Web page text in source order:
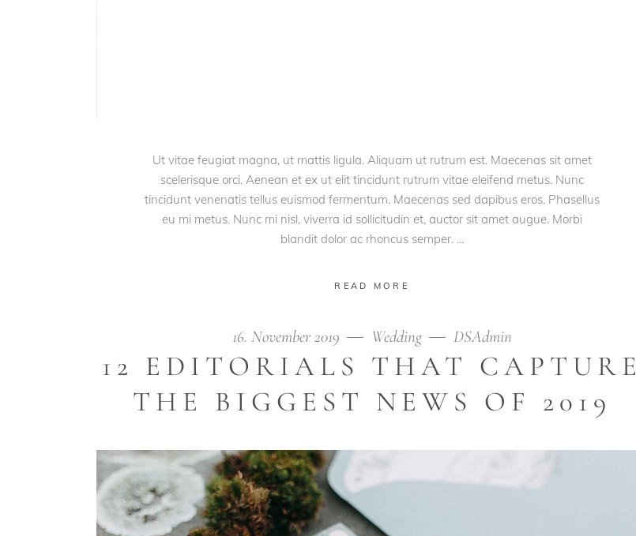
Ut vitae feugiat magna, ut mattis ligula. Aliquam ut rutrum est. Maecenas sit amet
scelerisque orci. Aenean et ex ut elit tincidunt rutrum vitae eleifend metus. Nunc
tincidunt venenatis tellus euismod fermentum. Maecenas sed dapibus eros. Phasellus
eu mi metus. Nunc mi nisl, viverra id sollicitudin et, auctor sit amet augue. Morbi
blandit dolor ac rhoncus semper.
READ MORE
16. November 2019 Wedding DSAdmin
12 EDITORIALS THAT CAPTURE
THE BIGGEST NEWS OF 2019